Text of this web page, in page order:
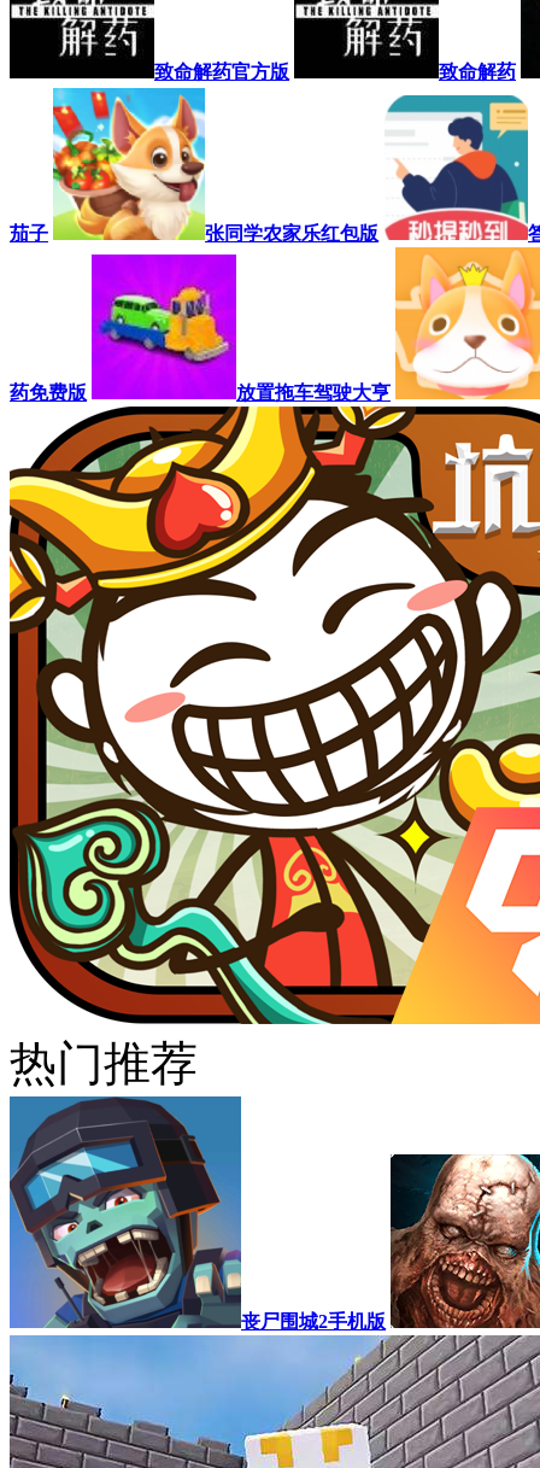
致命解药官方版 致命解药
茄子 张同学农家乐红包版
药免费版 放置拖车驾驶大亨
热门推荐
丧尸围城2手机版